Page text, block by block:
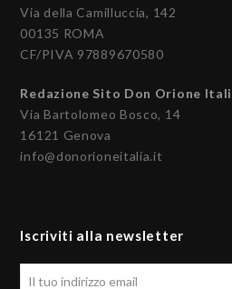
Via della Camilluccia, 142
00135 ROMA
CF/PIVA 97889670580
Redazione Sito Don Orione
Via Bartolomeo Bosco, 14
16121 Genova
info@donorioneitalia.it
Iscriviti alla newsletter